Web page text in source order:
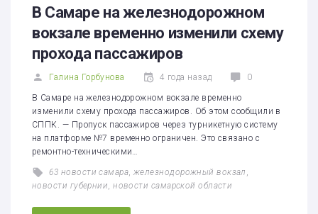
В Самаре на железнодорожном
вокзале временно изменили схему
прохода пассажиров
Галина Горбунова 4 года назад 0
В Самаре на железнодорожном вокзале временно
изменили схему прохода пассажиров. Об этом сообщили в
СППК. — Пропуск пассажиров через турникетную систему
на платформе №7 временно ограничен. Это связано с
ремонтно-техническими…
63 новости самара,железнодорожный вокзал ,
новости губернии,новости самарской области